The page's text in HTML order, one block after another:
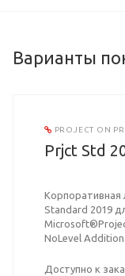
Варианты
PROJECT ON
Prjct Std
Корпоративная
Standard 2019
NoLevel
Доступно к